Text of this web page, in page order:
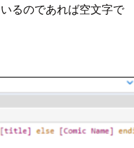
るのであれば空文字で